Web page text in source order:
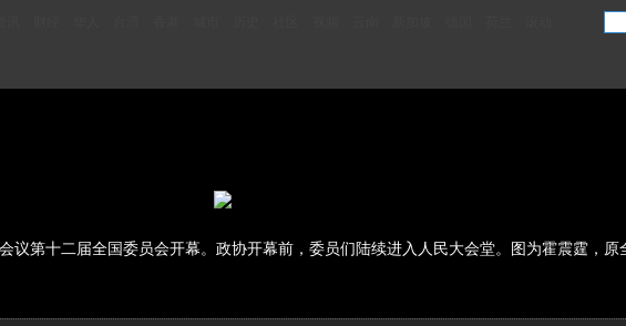
议第十二届全国委员会开幕。政协开幕前，委员们陆续进入人民大会堂。图为霍震霆，